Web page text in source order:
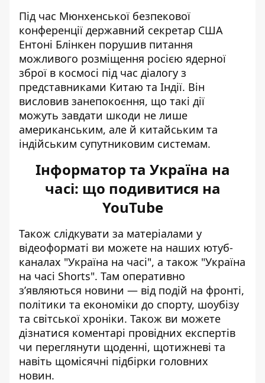
Під час Мюнхенської безпекової
конференції державний секретар США
Ентоні Блінкен порушив питання
можливого розміщення росією ядерної
зброї в космосі під час діалогу з
представниками Китаю та Індії. Він
висловив занепокоєння, що такі дії
можуть завдати шкоди не лише
американським, але й китайським та
індійським супутниковим системам.
Інформатор та Україна на
часі: що подивитися на
YouTube
Також слідкувати за матеріалами у
відеоформаті ви можете на наших ютуб-
каналах "Україна на часі", а також "Україна
на часі Shorts". Там оперативно
зʼявляються новини — від подій на фронті,
політики та економіки до спорту, шоубізу
та світської хроніки. Також ви можете
дізнатися коментарі провідних експертів
чи переглянути щоденні, щотижневі та
навіть щомісячні підбірки головних
новин.